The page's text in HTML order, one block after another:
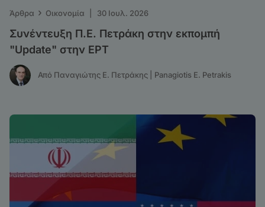
Άρθρα › Οικονομία 30 Ιουλ. 2026
Συνέντευξη Π.Ε. Πετράκη στην εκπομπή
"Update" στην ΕΡΤ
Από Παναγιώτης Ε. Πετράκης | Panagiotis E. Petrakis